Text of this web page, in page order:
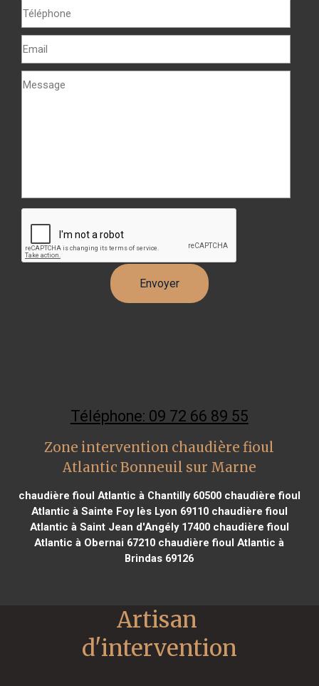
Téléphone: 09 72 66 89 55
Zone intervention chaudière fioul
Atlantic Bonneuil sur Marne
chaudière fioul Atlantic à Chantilly 60500chaudière fioul
Atlantic à Sainte Foy lès Lyon 69110chaudière fioul
Atlantic à Saint Jean d'Angély 17400chaudière fioul
Atlantic à Obernai 67210 chaudière fioul Atlantic à
Brindas 69126
Artisan
d'intervention